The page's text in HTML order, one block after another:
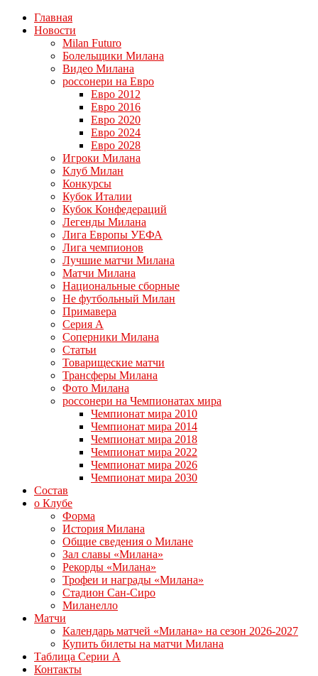
Главная
Новости
Milan Futuro
Болельщики Милана
Видео Милана
россонери на Евро
Евро 2012
Евро 2016
Евро 2020
Евро 2024
Евро 2028
Игроки Милана
Клуб Милан
Конкурсы
Кубок Италии
Кубок Конфедераций
Легенды Милана
Лига Европы УЕФА
Лига чемпионов
Лучшие матчи Милана
Матчи Милана
Национальные сборные
Не футбольный Милан
Примавера
Серия А
Соперники Милана
Статьи
Товарищеские матчи
Трансферы Милана
Фото Милана
россонери на Чемпионатах мира
Чемпионат мира 2010
Чемпионат мира 2014
Чемпионат мира 2018
Чемпионат мира 2022
Чемпионат мира 2026
Чемпионат мира 2030
Состав
о Клубе
Форма
История Милана
Общие сведения о Милане
Зал славы «Милана»
Рекорды «Милана»
Трофеи и награды «Милана»
Стадион Сан-Сиро
Миланелло
Матчи
Календарь матчей «Милана» на сезон 2026-2027
Купить билеты на матчи Милана
Таблица Серии А
Контакты